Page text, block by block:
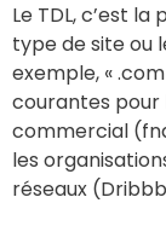
Le TDL, c’est
type de site ou
exemple, «
courantes
commercial
les
réseaux